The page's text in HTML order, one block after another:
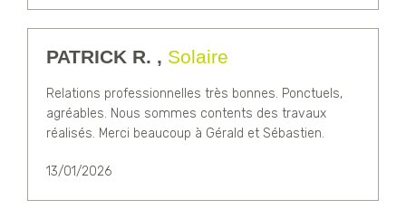
PATRICK R. , Solaire
Relations professionnelles très bonnes. Ponctuels,
agréables. Nous sommes contents des travaux
réalisés. Merci beaucoup à Gérald et Sébastien.
13/01/2026